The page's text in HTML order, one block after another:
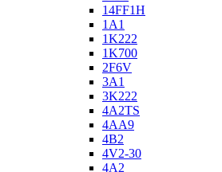
14FF1H
1A1
1K222
1K700
2F6V
3A1
3K222
4A2TS
4AA9
4B2
4V2-30
4А2